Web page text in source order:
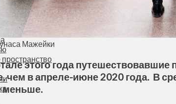
Мажейки
этого года
чем в апреле-июне 2020 года. В
меньше.